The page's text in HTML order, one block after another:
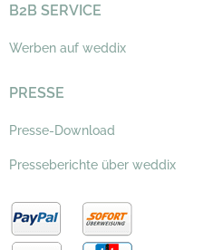
B2B SERVICE
Werben auf weddix
PRESSE
Presse-Download
Presseberichte über weddix